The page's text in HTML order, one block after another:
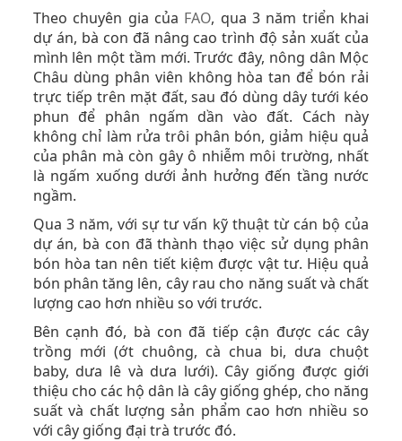
Theo chuyên gia của FAO, qua 3 năm triển khai
dự án, bà con đã nâng cao trình độ sản xuất của
mình lên một tầm mới. Trước đây, nông dân Mộc
Châu dùng phân viên không hòa tan để bón rải
trực tiếp trên mặt đất, sau đó dùng dây tưới kéo
phun để phân ngấm dần vào đất. Cách này
không chỉ làm rửa trôi phân bón, giảm hiệu quả
của phân mà còn gây ô nhiễm môi trường, nhất
là ngấm xuống dưới ảnh hưởng đến tầng nước
ngầm.
Qua 3 năm, với sự tư vấn kỹ thuật từ cán bộ của
dự án, bà con đã thành thạo việc sử dụng phân
bón hòa tan nên tiết kiệm được vật tư. Hiệu quả
bón phân tăng lên, cây rau cho năng suất và chất
lượng cao hơn nhiều so với trước.
Bên cạnh đó, bà con đã tiếp cận được các cây
trồng mới (ớt chuông, cà chua bi, dưa chuột
baby, dưa lê và dưa lưới). Cây giống được giới
thiệu cho các hộ dân là cây giống ghép, cho năng
suất và chất lượng sản phẩm cao hơn nhiều so
với cây giống đại trà trước đó.